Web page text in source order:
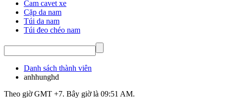
Cam cavet xe
Cặp da nam
Túi da nam
Túi đeo chéo nam
Danh sách thành viên
anhhunghd
Theo giờ GMT +7. Bây giờ là 09:51 AM.